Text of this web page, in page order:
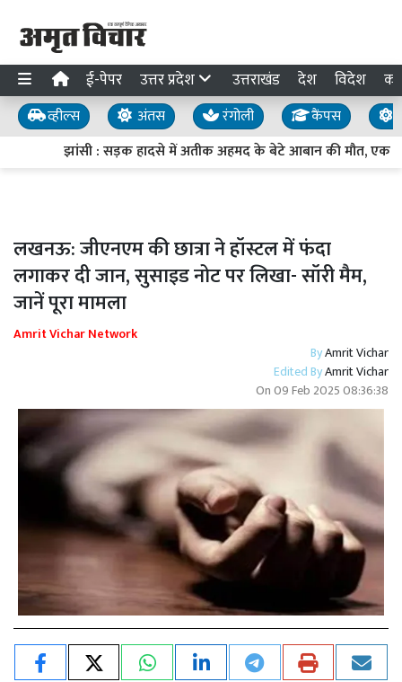
ई-पेपर उत्तर प्रदेश उत्तराखंड देश विदेश
व्हील्स अंतस रंगोली कैंपस
झांसी : सड़क हादसे में अतीक अहमद के बेटे आबान की मौत, एक
लखनऊ: जीएनएम की छात्रा ने हॉस्टल में फंदा
लगाकर दी जान, सुसाइड नोट पर लिखा- सॉरी मैम,
जानें पूरा मामला
Amrit Vichar Network
ByAmrit Vichar
Edited ByAmrit Vichar
On09 Feb 2025 08:36:38